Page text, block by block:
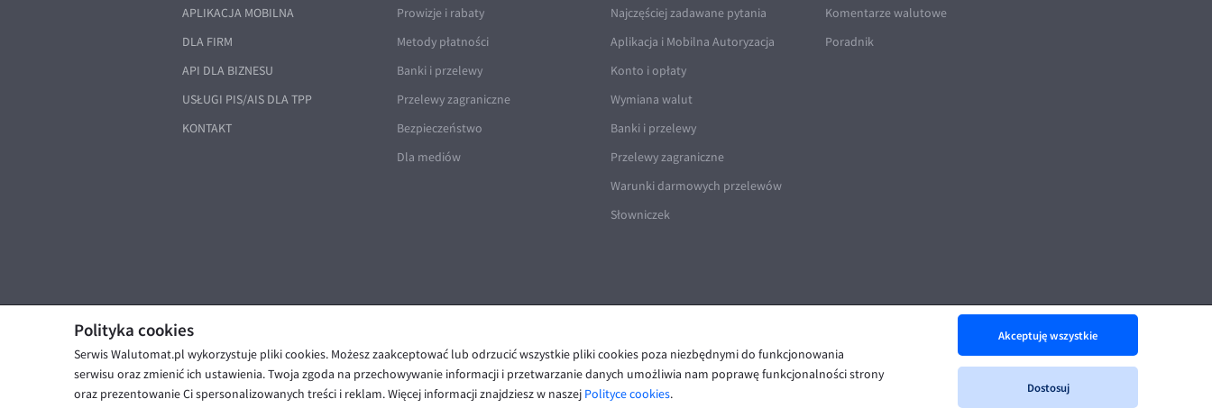
Polityka cookies
Serwis Walutomat.pl wykorzystuje pliki cookies. Możesz zaakceptować lub odrzucić wszystkie pliki cookies poza niezbędnymi do funkcjonowania
serwisu oraz zmienić ich ustawienia. Twoja zgoda na przechowywanie informacji i przetwarzanie danych umożliwia nam poprawę funkcjonalności strony
oraz prezentowanie Ci spersonalizowanych treści i reklam. Więcej informacji znajdziesz w naszej Polityce cookies.
Akceptuję wszystkie
Dostosuj
APLIKACJA MOBILNA
DLA FIRM
API DLA BIZNESU
USŁUGI PIS/AIS DLA TPP
KONTAKT
Prowizje i rabaty
Metody płatności
Banki i przelewy
Przelewy zagraniczne
Bezpieczeństwo
Dla mediów
Najczęściej zadawane pytania
Aplikacja i Mobilna Autoryzacja
Konto i opłaty
Wymiana walut
Banki i przelewy
Przelewy zagraniczne
Warunki darmowych przelewów
Słowniczek
Komentarze walutowe
Poradnik
© Walutomat 2026 | Regulaminy | Polityka prywatności i cookies | Deklaracja dostępności